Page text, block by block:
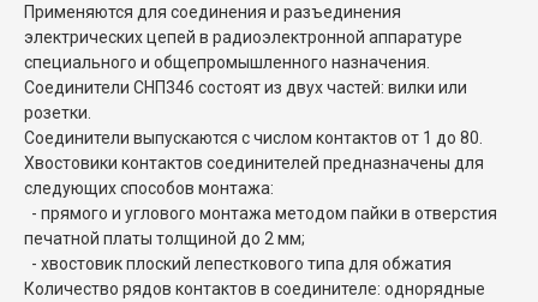
Применяются для соединения и разъединения
электрических цепей в радиоэлектронной аппаратуре
специального и общепромышленного назначения.
Соединители СНП346 состоят из двух частей: вилки или
розетки.
Соединители выпускаются с числом контактов от 1 до 80.
Хвостовики контактов соединителей предназначены для
следующих способов монтажа:
- прямого и углового монтажа методом пайки в отверстия
печатной платы толщиной до 2 мм;
- хвостовик плоский лепесткового типа для обжатия
Количество рядов контактов в соединителе: однорядные